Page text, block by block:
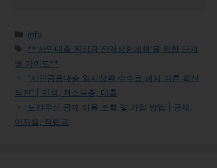
Categories
info
Tags
**'서민대출 원리금 잔액상환계획'을 위한 단계
별 가이드**
“서민금융대출 일시상환 수수료 폐지 여론 확산
작전” | 민생, 저소득층, 대출
노란우산 공제 이율 조회 및 가입 방법 | 공제,
이자율, 적립금